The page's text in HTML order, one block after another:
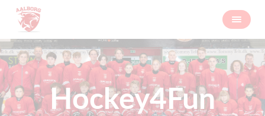
Hockey4Fun